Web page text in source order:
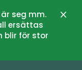
seg mm.
ersättas
blir för stor